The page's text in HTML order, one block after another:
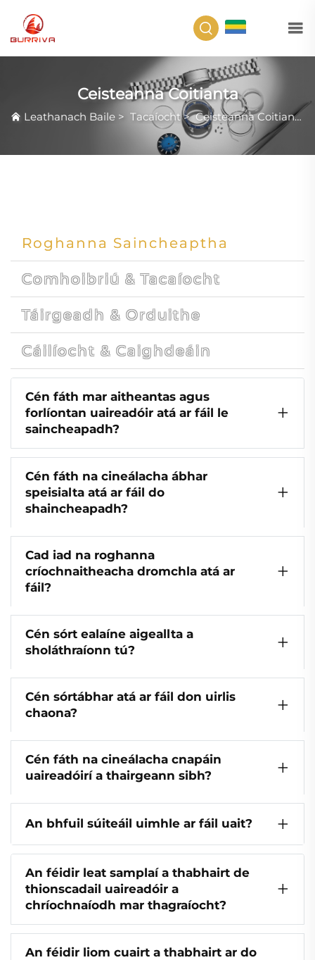
Ceisteanna Coitianta
Leathanach Baile > Tacaíocht>Ceisteanna Coitianta
Roghanna Saincheaptha
Comhoibriú & Tacaíocht
Táirgeadh & Orduithe
Cáilíocht & Caighdeáin
Cén fáth mar aitheantas agus
forlíontan uaireadóir atá ar fáil le
saincheapadh?
Cén fáth na cineálacha ábhar
speisialta atá ar fáil do
shaincheapadh?
Cad iad na roghanna
críochnaitheacha dromchla atá ar
fáil?
Cén sórt ealaíne aigeallta a
sholáthraíonn tú?
Cén sórtábhar atá ar fáil don uirlis
chaona?
Cén fáth na cineálacha cnapáin
uaireadóirí a thairgeann sibh?
An bhfuil súiteáil uimhle ar fáil uait?
An féidir leat samplaí a thabhairt de
thionscadail uaireadóir a
chríochnaíodh mar thagraíocht?
An féidir liom cuairt a thabhairt ar do